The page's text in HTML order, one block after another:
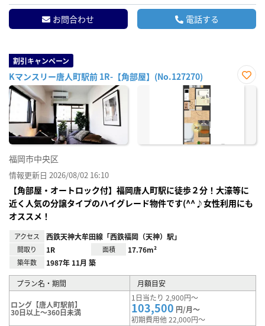
お問合わせ 電話する
割引キャンペーン
Kマンスリー唐人町駅前 1R-【角部屋】(No.127270)
お気
福岡市中央区
情報更新日 2026/08/02 16:10
【角部屋・オートロック付】福岡唐人町駅に徒歩２分！大濠等に
近く人気の分譲タイプのハイグレード物件です(^^♪女性利用にも
オススメ！
アクセス 西鉄天神大牟田線「西鉄福岡（天神）駅」
間取り 1R 面積 17.76m²
築年数 1987年 11月 築
プラン名・期間 月額目安
ロング【唐人町駅前】
30日以上～360日未満
1日当たり 2,900円～
103,500 円/月～
初期費用他 22,000円～